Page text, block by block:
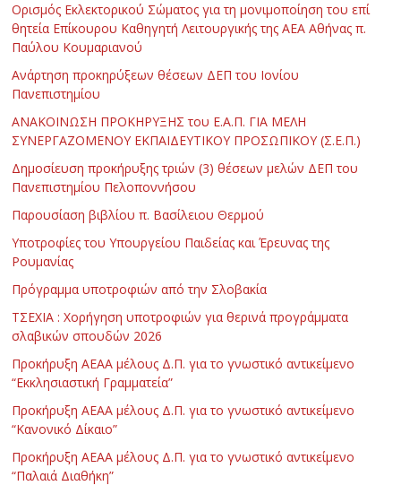
Ορισμός Εκλεκτορικού Σώματος για τη μονιμοποίηση του επί
θητεία Επίκουρου Καθηγητή Λειτουργικής της ΑΕΑ Αθήνας π.
Παύλου Κουμαριανού
Ανάρτηση προκηρύξεων θέσεων ΔΕΠ του Ιονίου
Πανεπιστημίου
ΑΝΑΚΟΙΝΩΣΗ ΠΡΟΚΗΡΥΞΗΣ του Ε.Α.Π. ΓΙΑ ΜΕΛΗ
ΣΥΝΕΡΓΑΖΟΜΕΝΟΥ ΕΚΠΑΙΔΕΥΤΙΚΟΥ ΠΡΟΣΩΠΙΚΟΥ (Σ.Ε.Π.)
Δημοσίευση προκήρυξης τριών (3) θέσεων μελών ΔΕΠ του
Πανεπιστημίου Πελοποννήσου
Παρουσίαση βιβλίου π. Βασίλειου Θερμού
Υποτροφίες του Υπουργείου Παιδείας και Έρευνας της
Ρουμανίας
Πρόγραμμα υποτροφιών από την Σλοβακία
ΤΣΕΧΙΑ : Χορήγηση υποτροφιών για θερινά προγράμματα
σλαβικών σπουδών 2026
Προκήρυξη ΑΕΑΑ μέλους Δ.Π. για το γνωστικό αντικείμενο
“Εκκλησιαστική Γραμματεία”
Προκήρυξη ΑΕΑΑ μέλους Δ.Π. για το γνωστικό αντικείμενο
“Κανονικό Δίκαιο”
Προκήρυξη ΑΕΑΑ μέλους Δ.Π. για το γνωστικό αντικείμενο
“Παλαιά Διαθήκη”